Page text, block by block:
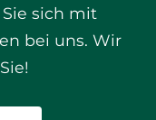
sich mit
bei uns. Wir